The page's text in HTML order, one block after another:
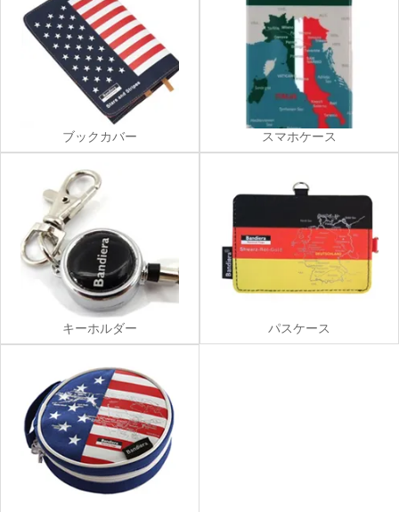
ブックカバー スマホケース
キーホルダー パスケース